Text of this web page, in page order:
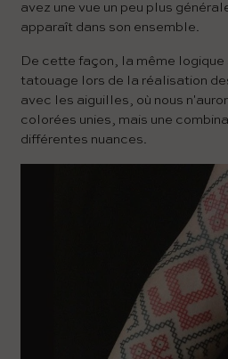
avez une vue un peu plus
apparaît dans son ensemble.
De cette façon, la même
tatouage lors de la réalisation
avec les aiguilles, où nous
colorées unies, mais une
différentes nuances.